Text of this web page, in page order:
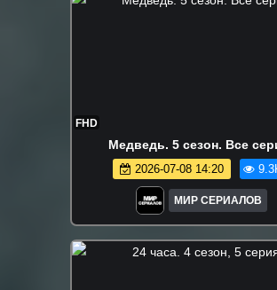
FHD
Медведь. 5 сезон. Все
2026-07-08 14:20
МИР СЕРИАЛОВ